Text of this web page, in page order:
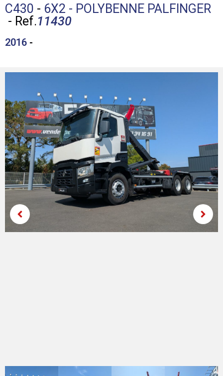
C430 - 6X2 - POLYBENNE PALFINGER
- Ref.11430
2016 -